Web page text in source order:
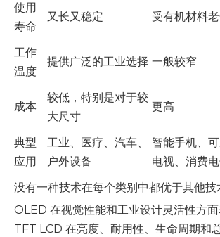
使用
寿命
又长又稳定 受有机材料
工作
温度
提供广泛的工业选择 一般较窄
成本
较低，特别是对于较
大尺寸
更高
典型
应用
工业、医疗、汽车、
户外设备
智能手机、
电视、消费
没有一种技术在每个类别中都优于其他技
OLED 在视觉性能和工业设计灵活性方
TFT LCD 在亮度、耐用性、生命周期和